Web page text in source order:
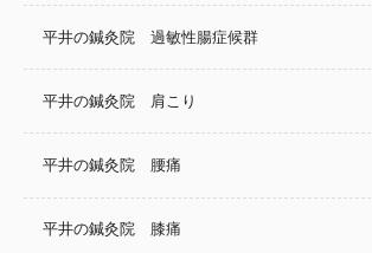
平井の鍼灸院 過敏性腸症候群
平井の鍼灸院 肩こり
平井の鍼灸院 腰痛
平井の鍼灸院 膝痛